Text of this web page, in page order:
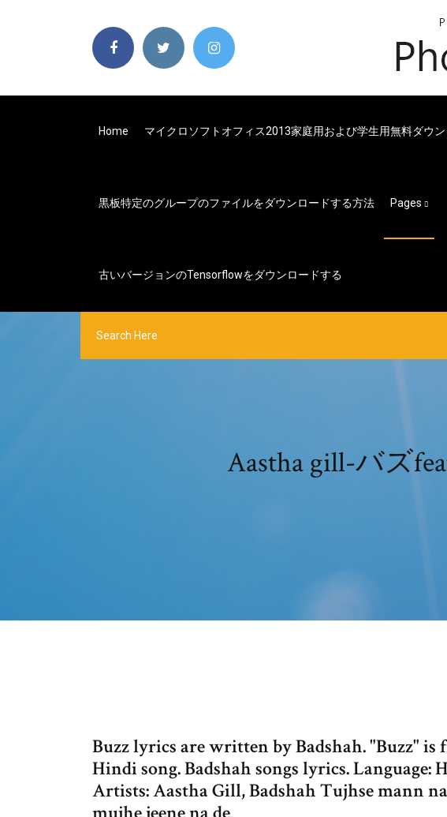
Home マイクロソフトオフィス2013家庭用および学生用無料ダウン
黒板特定のグループのファイルをダウンロードする方法 Pages
古いバージョンのtensorflowをダウンロードする
Aastha gill-バズ
Buzz lyrics are written by Badshah. "Buzz" is
Hindi song. Badshah songs lyrics.
Artists: Aastha Gill, Badshah Tujhse mann